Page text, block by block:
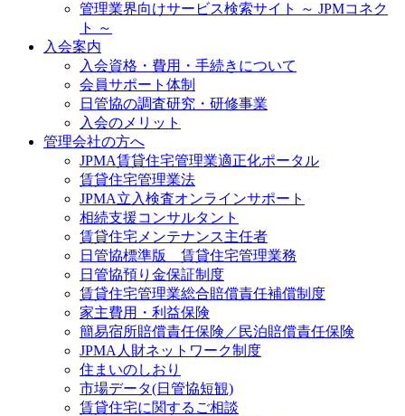
管理業界向けサービス検索サイト ～ JPMコネク
ト ～
入会案内
入会資格・費用・手続きについて
会員サポート体制
日管協の調査研究・研修事業
入会のメリット
管理会社の方へ
JPMA賃貸住宅管理業適正化ポータル
賃貸住宅管理業法
JPMA立入検査オンラインサポート
相続支援コンサルタント
賃貸住宅メンテナンス主任者
日管協標準版 賃貸住宅管理業務
日管協預り金保証制度
賃貸住宅管理業総合賠償責任補償制度
家主費用・利益保険
簡易宿所賠償責任保険／民泊賠償責任保険
JPMA人財ネットワーク制度
住まいのしおり
市場データ(日管協短観)
賃貸住宅に関するご相談